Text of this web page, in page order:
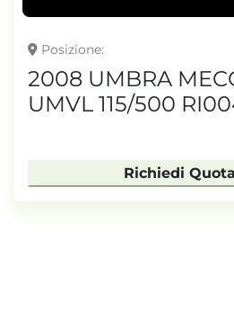
Posizione
2008 UMBRA
UMVL 115/500
Richiedi